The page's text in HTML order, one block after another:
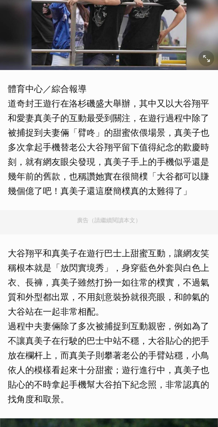
體育中心／綜合報導
道奇封王遊行在洛杉磯盛大舉辦，其中又以大谷翔平
和愛妻真美子的互動最受到關注，在遊行過程中除了
被捕捉到夫妻倆「臂咚」的甜蜜依偎場景，真美子也
多次拿起手機替老公大谷翔平留下值得紀念的歡慶時
刻，就有網友眼尖發現，真美子手上的手機似乎還是
幾年前的舊款，也稱讚她實在很簡樸「大谷都可以賺
幾個億了吧！真美子還這麼簡樸真的太難得了」
廣告（請繼續閱讀本文）
大谷翔平和真美子在遊行巴士上甜蜜互動，讓網友笑
稱根本就是「放閃實境秀」，身穿藍色外套與白色上
衣、長褲，真美子雖然打扮一如往常的樸實，不過氣
質和外型都出眾，不用刻意裝扮就很亮眼，和帥氣的
大谷站在一起非常相配。
過程中夫妻倆除了多次被捕捉到互動親密，例如為了
不讓真美子在行駛的巴士中站不穩，大谷貼心的把手
放在欄杆上，而真美子則攀著老公的手臂站穩，小鳥
依人的模樣看起來十分甜蜜；遊行進行中，真美子也
貼心的不時拿起手機幫大谷拍下紀念照，非常認真的
找角度和取景。